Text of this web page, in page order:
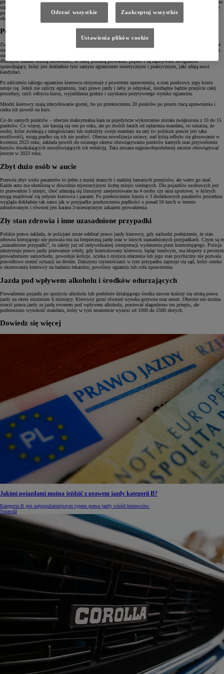
przyjęcia wniosku przez urzędnika lub w terminie 7 dni, jeżeli wymagane jest wydanie nowego dokumentu, bo
stary utracił ważność. To kolejny absurd urzędniczy, ale bez wypełnienia go nie możemy poruszać się legalnie
po drogach. Warto też pamiętać, że każdy kierowca, który zostanie przyłapany na jeździe w czasie
obowiązywania 3-miesięcznego zakazu, zostanie ukarany przedłużeniem tego zakazu o kolejne 3 miesiące.
Punkty karne dla kierowcy
Zwiększone kary punktowe dla kierowców to również szybka droga do utraty uprawnień. Obecnie kierowcy ze
stażem dłuższym niż rok mogą uzbierać maksymalnie 24 punkty, a tych, którzy uzyskali uprawnienia w ciągu
ostatnich 12 miesięcy, obowiązuje limit 20 punktów. Co dzieje się po przekroczeniu limitu? Kierowcy z
dłuższym stażem muszą udowodnić, że dalej potrafią prowadzić pojazd i są zapisywani na egzamin
sprawdzający, który jest dokładnie tym samym egzaminem teoretycznym i praktycznym, jaki zdają nowi
kandydaci.
Po zaliczeniu takiego egzaminu kierowca otrzymuje z powrotem uprawnienia, a stan punktowy jego konta
zeruje się. Jeżeli nie zaliczy egzaminu, traci prawo jazdy i żeby je odzyskać, niezbędne będzie przejście całej
procedury, czyli odbycia kursu, wyjeżdżenia godzin i uzyskania pozytywnego wyniku egzaminu.
Młodzi kierowcy mają zdecydowanie gorzej, bo po przekroczeniu 20 punktów po prostu tracą uprawnienia i
czeka ich powrót na kurs.
Co do samych punktów – obecnie maksymalna kara za pojedyncze wykroczenie została zwiększona z 10 do 15
punktów. Co więcej, nie kasują się one po roku, ale po dwóch latach od opłacenia mandatu, co oznacza, że
osoby, które zwlekają z zaległościami lub rozłożyły swoje mandaty na raty (w polskim prawie jest taka
możliwość), mogą prędko się ich nie pozbyć. Obecna nowelizacja ustawy, nad którą odbyło się głosowanie w
kwietniu 2023 roku, zakłada powrót do rocznego okresu obowiązywania punktów karnych oraz przywrócenie
kursów doszkalających umożliwiających ich redukcję. Taka zmiana najprawdopodobniej zacznie obowiązywać
jeszcze w 2023 roku.
Zbyt dużo osób w aucie
Przewóz zbyt wielu pasażerów to jeden z mniej znanych i rzadziej łamanych przepisów, ale warto go znać.
Każde auto ma określoną w dowodzie rejestracyjnym liczbę miejsc siedzących. Dla pojazdów osobowych jest
to przeważnie 5 miejsc, choć zdarzają się limuzyny zarejestrowane na 4 osoby czy auta sportowe, w których
mogą znajdować się jedynie kierowca i pasażer. Po przekroczeniu limitu o 3 dodatkowych pasażerów procedura
wygląda dokładnie tak samo jak w przypadku przekroczenia prędkości o ponad 50 km/h w terenie
zabudowanym i również jest karana 3-miesięcznym zakazem prowadzenia.
Zły stan zdrowia i inne uzasadnione przypadki
Polskie prawo zakłada, że policjant może odebrać prawo jazdy kierowcy, gdy zachodzi podejrzenie, że stan
zdrowia kierującego nie pozwala mu na bezpieczną jazdę oraz w innych uzasadnionych przypadkach. Czym są te
„uzasadnione przypadki”, to zależy już od indywidualnej interpretacji wydarzenia przez kontrolującego. Policja
zatrzymuje prawo jazdy przeważnie wtedy, gdy kontrolowany kierowca, będąc trzeźwym, ma kłopoty z pewnym
prowadzeniem samochodu, powoduje kolizje, ucieka z miejsca zdarzenia lub jego stan psychiczny nie pozwala
prawidłowo ocenić sytuacji na drodze. Dalszymi czynnościami w tym przypadku zajmuje się sąd, który orzeka
o skierowaniu kierowcy na badania lekarskie, powtórny egzamin lub cofa uprawnienia.
Jazda pod wpływem alkoholu i środków odurzających
Prowadzenie pojazdu po spożyciu alkoholu lub podobnie działającego środka zawsze kończy się utratą prawa
jazdy na okres minimum 6 miesięcy. Kierowcy grozi również wysoka grzywna oraz areszt. Obecnie nie można
stracić prawa jazdy za jazdę rowerem pod wpływem alkoholu, ponieważ złagodzono ten przepis, ale
podniesiono wysokość mandatu, który w tym momencie wynosi od 1000 do 2500 złotych.
Dowiedz się więcej
Jakimi pojazdami można jeździć z prawem jazdy kategorii B?
Kategoria B jest najpopularniejszym typem prawa jazdy wśród kierowców.
Sprawdź
Odrzuć wszystkie Zaakceptuj wszystkie
Ustawienia plików cookie